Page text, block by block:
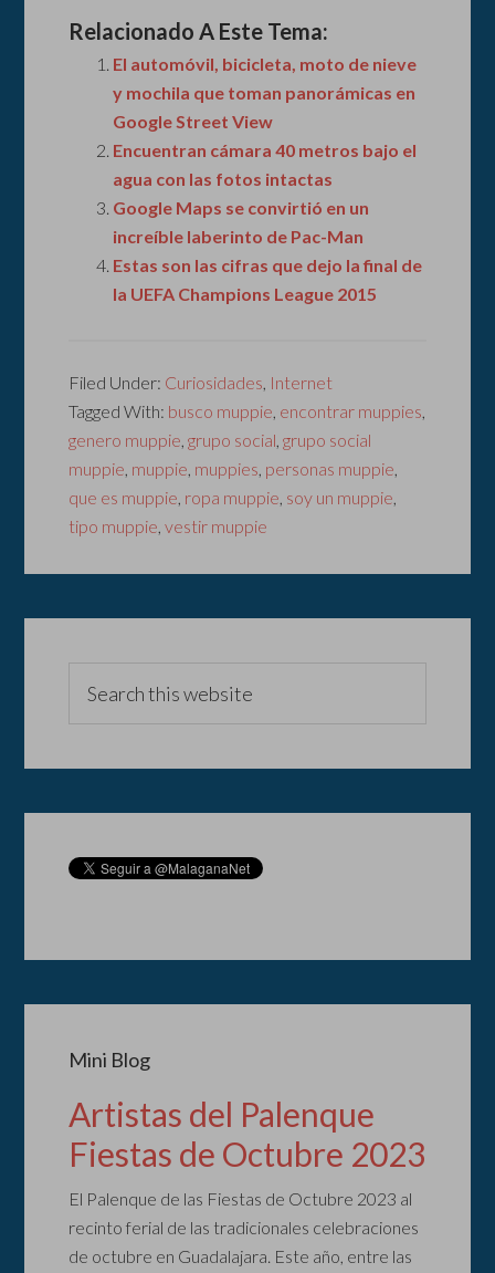
Relacionado A Este Tema:
El automóvil, bicicleta, moto de nieve
y mochila que toman panorámicas en
Google Street View
Encuentran cámara 40 metros bajo el
agua con las fotos intactas
Google Maps se convirtió en un
increíble laberinto de Pac-Man
Estas son las cifras que dejo la final de
la UEFA Champions League 2015
Filed Under: Curiosidades, Internet
Tagged With: busco muppie, encontrar muppies,
genero muppie,grupo social,grupo social
muppie, muppie, muppies, personas muppie,
que es muppie, ropa muppie, soy un muppie,
tipo muppie,vestir muppie
Mini Blog
Artistas del Palenque
Fiestas de Octubre 2023
El Palenque de las Fiestas de Octubre 2023 al
recinto ferial de las tradicionales celebraciones
de octubre en Guadalajara. Este año, entre las